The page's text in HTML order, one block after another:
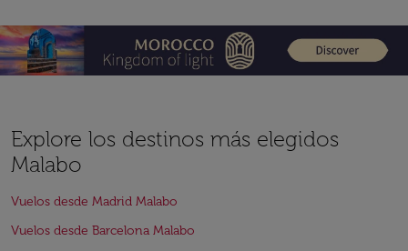
Explore los destinos más elegidos
Malabo
Vuelos desde Madrid Malabo
Vuelos desde Barcelona Malabo